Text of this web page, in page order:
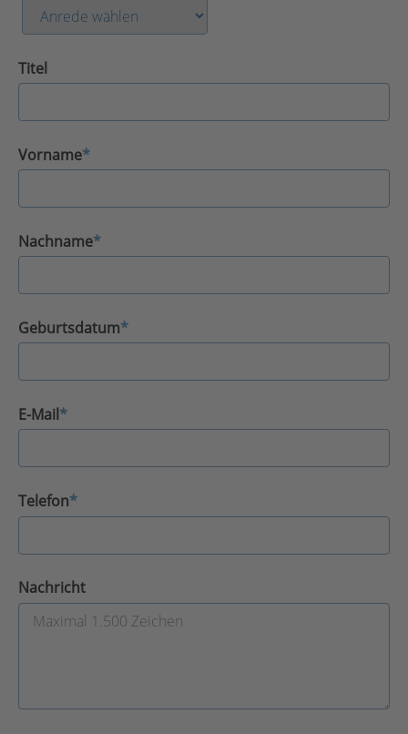
Titel
Vorname*
Nachname*
Geburtsdatum*
E-Mail*
Telefon*
Nachricht